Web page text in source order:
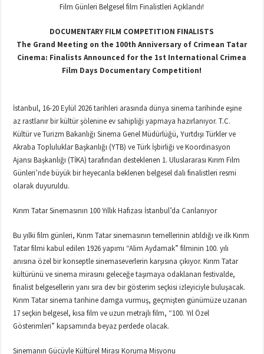
Film Günleri Belgesel film Finalistleri Açıklandı!
DOCUMENTARY FILM COMPETITION FINALISTS
The Grand Meeting on the 100th Anniversary of Crimean Tatar
Cinema: Finalists Announced for the 1st International Crimea
Film Days Documentary Competition!
İstanbul, 16-20 Eylül 2026 tarihleri arasında dünya sinema tarihinde eşine
az rastlanır bir kültür şölenine ev sahipliği yapmaya hazırlanıyor. T.C.
Kültür ve Turizm Bakanlığı Sinema Genel Müdürlüğü, Yurtdışı Türkler ve
Akraba Topluluklar Başkanlığı (YTB) ve Türk İşbirliği ve Koordinasyon
Ajansı Başkanlığı (TİKA) tarafından desteklenen 1. Uluslararası Kırım Film
Günleri’nde büyük bir heyecanla beklenen belgesel dalı finalistleri resmi
olarak duyuruldu.
Kırım Tatar Sinemasının 100 Yıllık Hafızası İstanbul’da Canlanıyor
Bu yılki film günleri, Kırım Tatar sinemasının temellerinin atıldığı ve ilk Kırım
Tatar filmi kabul edilen 1926 yapımı “Alim Aydamak” filminin 100. yılı
anısına özel bir konseptle sinemaseverlerin karşısına çıkıyor. Kırım Tatar
kültürünü ve sinema mirasını geleceğe taşımaya odaklanan festivalde,
finalist belgesellerin yanı sıra dev bir gösterim seçkisi izleyiciyle buluşacak.
Kırım Tatar sinema tarihine damga vurmuş, geçmişten günümüze uzanan
17 seçkin belgesel, kısa film ve uzun metrajlı film, “100. Yıl Özel
Gösterimleri” kapsamında beyaz perdede olacak.
Sinemanın Gücüyle Kültürel Mirası Koruma Misyonu